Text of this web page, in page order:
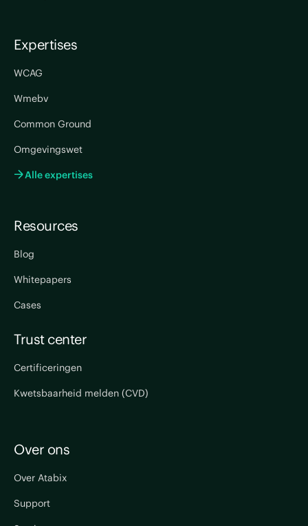
Expertises
WCAG
Wmebv
Common Ground
Omgevingswet
Alle expertises
Resources
Blog
Whitepapers
Cases
Trust center
Certificeringen
Kwetsbaarheid melden (CVD)
Over ons
Over Atabix
Support